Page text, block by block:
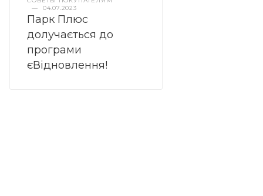
—
04.07.2023
Парк Плюс
долучається до
програми
єВідновлення!